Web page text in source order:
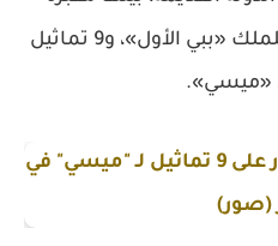
لكاهن المجموعة الهرمية للملك «ببي الأول»، و9 تماثيل
«ميسي».